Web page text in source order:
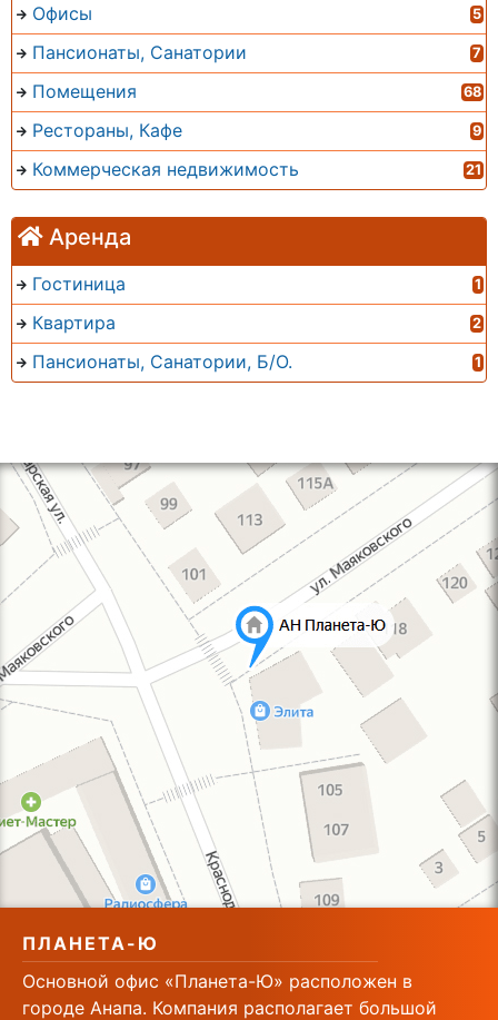
Офисы 5
Пансионаты, Санатории 7
Помещения 68
Рестораны, Кафе 9
Коммерческая недвижимость 21
Аренда
Гостиница 1
Квартира 2
Пансионаты, Санатории, Б/О. 1
ПЛАНЕТА-Ю
Основной офис «Планета-Ю» расположен в
городе Анапа. Компания располагает большой